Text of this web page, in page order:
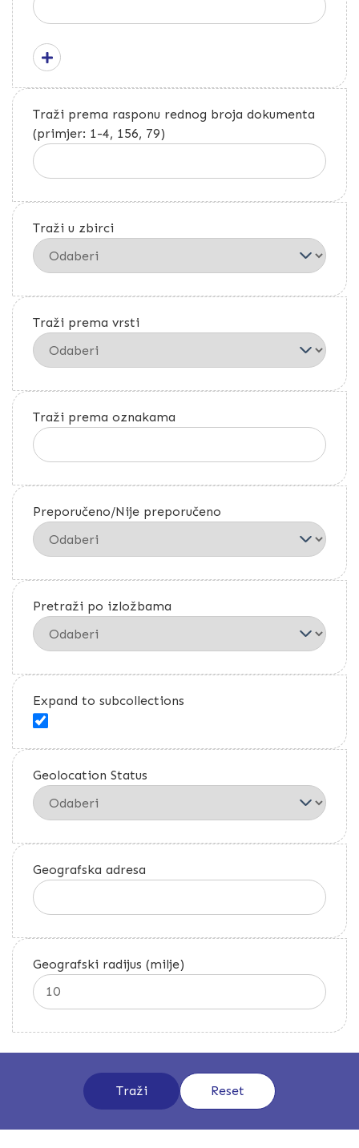
Traži prema rasponu rednog broja dokumenta
(primjer: 1-4, 156, 79)
Traži u zbirci
Traži prema vrsti
Traži prema oznakama
Preporučeno/Nije preporučeno
Pretraži po izložbama
Expand to subcollections
Geolocation Status
Geografska adresa
Geografski radijus (milje)